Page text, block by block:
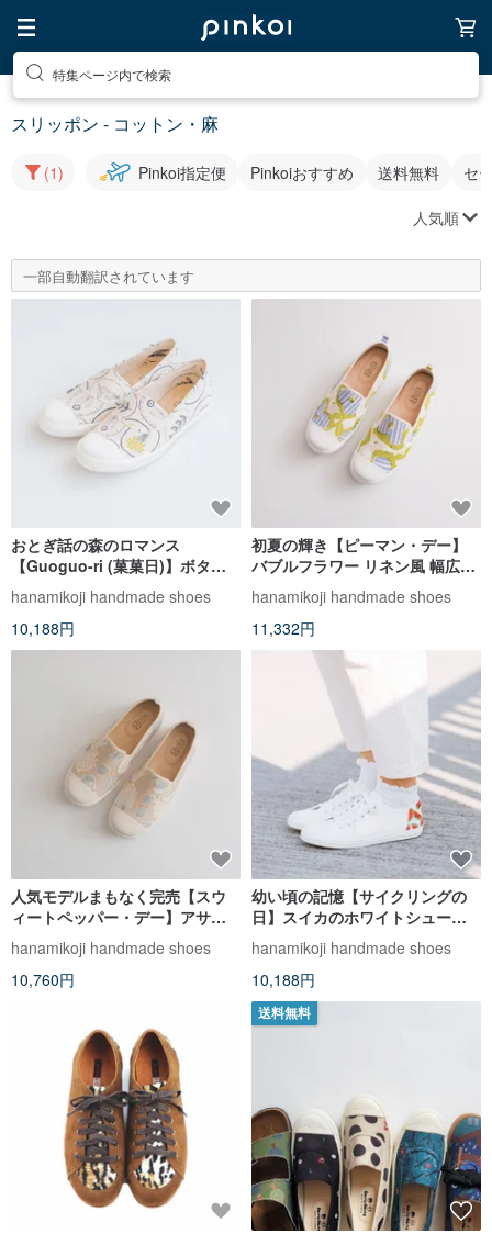
特集ページ内で検索
スリッポン - コットン・麻
(1) Pinkoi指定便 Pinkoiおすすめ 送料無料 セ
人気順
一部自動翻訳されています
おとぎ話の森のロマンス
【Guoguo-ri (菓菓日)】ボタニ
カルガールズ キャンバスシュー
ズ
hanamikoji handmade shoes
10,188円
初夏の輝き【ピーマン・デー】
バブルフラワー リネン風 幅広足
に優しい
hanamikoji handmade shoes
11,332円
人気モデルまもなく完売【スウ
ィートペッパー・デー】アサギ
マダラ柄 スリッポン 幅広。
hanamikoji handmade shoes
10,760円
幼い頃の記憶【サイクリングの
日】スイカのホワイトシューズ
かかとの小さなこだわり
hanamikoji handmade shoes
10,188円
送料無料